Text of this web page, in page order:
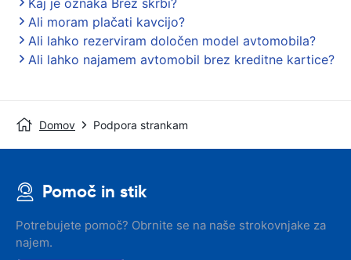
Kaj je oznaka Brez skrbi?
Ali moram plačati kavcijo?
Ali lahko rezerviram določen model avtomobila?
Ali lahko najamem avtomobil brez kreditne kartice?
Domov Podpora strankam
Pomoč in stik
Potrebujete pomoč? Obrnite se na naše strokovnjake za
najem.